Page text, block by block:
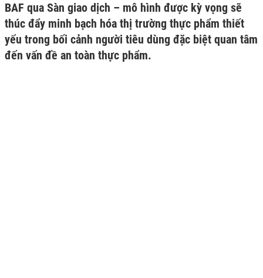
BAF qua Sàn giao dịch – mô hình được kỳ vọng sẽ
thúc đẩy minh bạch hóa thị trường thực phẩm thiết
yếu trong bối cảnh người tiêu dùng đặc biệt quan tâm
đến vấn đề an toàn thực phẩm.